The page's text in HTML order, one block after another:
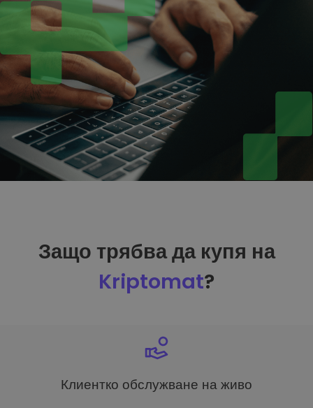
Защо трябва да купя на
Kriptomat?
Клиентко обслужване на живо